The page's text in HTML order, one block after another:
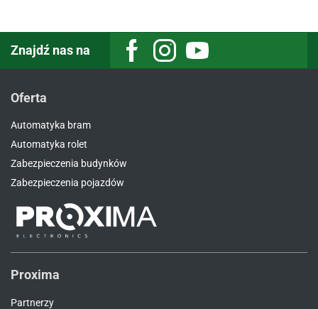
Znajdź nas na
Oferta
Automatyka bram
Automatyka rolet
Zabezpieczenia budynków
Zabezpieczenia pojazdów
Proxima
Partnerzy